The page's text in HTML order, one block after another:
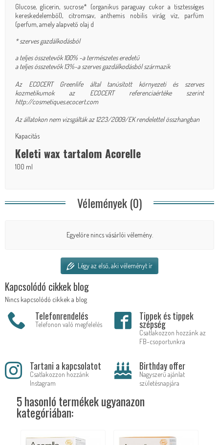
Glucose, glicerin, sucrose* (organikus paraguay cukor a tisztességes
kereskedelemből), citromsav, anthemis nobilis virág víz, parfüm
(perfum, amely alapvető olaj d
* szerves gazdálkodásból
a teljes összetevők 100% -a természetes eredetű
a teljes összetevők 13%-a szerves gazdálkodásból származik
Az ECOCERT Greenlife által tanúsított környezeti és szerves
kozmetikumok az ECOCERT referenciaértéke szerint
http://cosmetiques.ecocert.com
Az állatokon nem vizsgálták az 1223/2009/EK rendelettel összhangban
Kapacitás
Keleti wax tartalom Acorelle
100 ml
Vélemények (0)
Egyelőre nincs vásárlói vélemény.
Légy az első, aki véleményt ír
Kapcsolódó cikkek blog
Nincs kapcsolódó cikkek a blog
Telefonrendelés
Telefonon való megfelelés
Tippek és tippek
szépség
Csatlakozzon hozzánk az
FB-csoportunkra
Tartani a kapcsolatot
Csatlakozzon hozzánk
Instagram
Birthday offer
Nagyszerű ajánlat
születésnapjára
5 hasonló termékek ugyanazon
kategóriában: